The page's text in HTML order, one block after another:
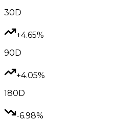
30D
+4.65%
90D
+4.05%
180D
-6.98%